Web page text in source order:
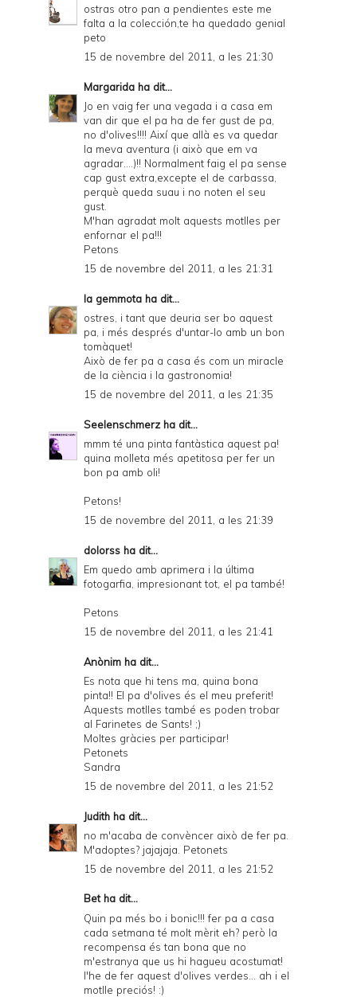
ostras otro pan a pendientes este me
falta a la colección,te ha quedado genial
peto
15 de novembre del 2011, a les 21:30
Margarida ha dit...
Jo en vaig fer una vegada i a casa em
van dir que el pa ha de fer gust de pa,
no d'olives!!!! Així que allà es va quedar
la meva aventura (i això que em va
agradar....)!! Normalment faig el pa sense
cap gust extra,excepte el de carbassa,
perquè queda suau i no noten el seu
gust.
M'han agradat molt aquests motlles per
enfornar el pa!!!
Petons
15 de novembre del 2011, a les 21:31
la gemmota ha dit...
ostres, i tant que deuria ser bo aquest
pa, i més després d'untar-lo amb un bon
tomàquet!
Això de fer pa a casa és com un miracle
de la ciència i la gastronomia!
15 de novembre del 2011, a les 21:35
Seelenschmerz ha dit...
mmm té una pinta fantàstica aquest pa!
quina molleta més apetitosa per fer un
bon pa amb oli!
Petons!
15 de novembre del 2011, a les 21:39
dolorss ha dit...
Em quedo amb aprimera i la última
fotogarfia, impresionant tot, el pa també!
Petons
15 de novembre del 2011, a les 21:41
Anònim ha dit...
Es nota que hi tens ma, quina bona
pinta!! El pa d'olives és el meu preferit!
Aquests motlles també es poden trobar
al Farinetes de Sants! ;)
Moltes gràcies per participar!
Petonets
Sandra
15 de novembre del 2011, a les 21:52
Judith ha dit...
no m'acaba de convèncer això de fer pa.
M'adoptes? jajajaja. Petonets
15 de novembre del 2011, a les 21:52
Betha dit...
Quin pa més bo i bonic!!! fer pa a casa
cada setmana té molt mèrit eh? però la
recompensa és tan bona que no
m'estranya que us hi hagueu acostumat!
l'he de fer aquest d'olives verdes... ah i el
motlle preciós! :)